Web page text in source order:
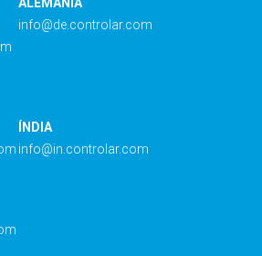
info@de.controlar.com
ÍNDIA
info@in.controlar.com